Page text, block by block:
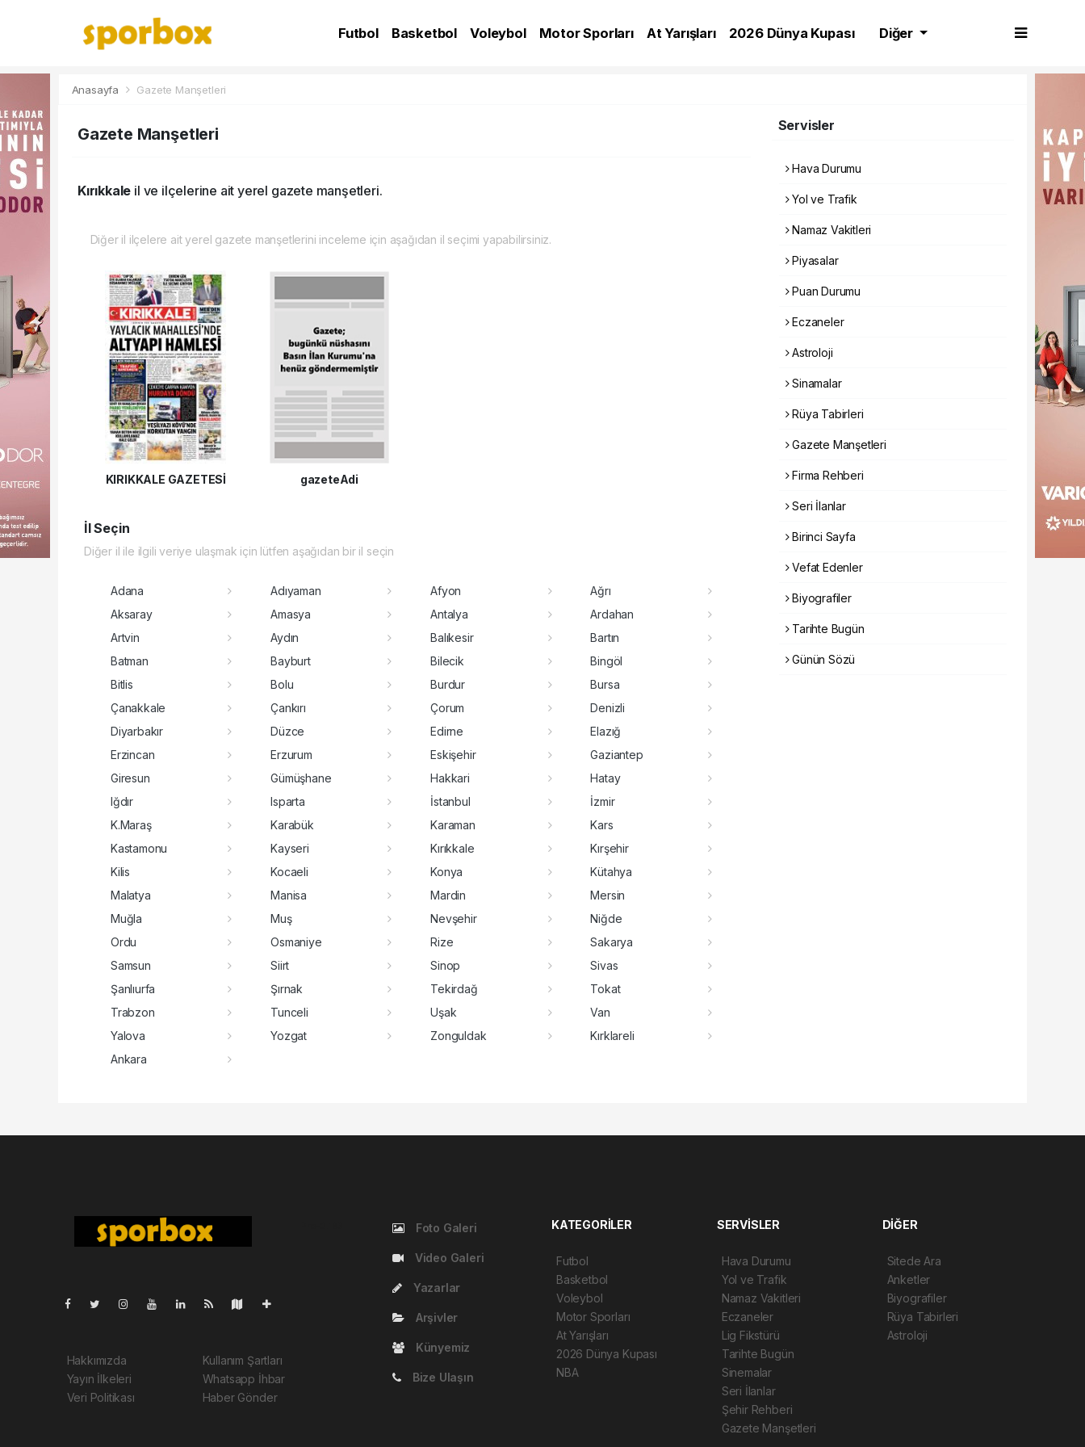
Futbol Basketbol Voleybol Motor Sporları At Yarışları
2026 Dünya Kupası
Diğer
Anasayfa Gazete Manşetleri
Gazete Manşetleri
Kırıkkale il ve ilçelerine ait yerel gazete manşetleri.
Diğer il ilçelere ait yerel gazete manşetlerini inceleme için aşağıdan il seçimi yapabilirsiniz.
KIRIKKALE GAZETESİ gazeteAdi
İl Seçin
Diğer il ile ilgili veriye ulaşmak için lütfen aşağıdan bir il seçin
Adana Adıyaman Afyon
Ağrı
Aksaray
Amasya Antalya
Ardahan
Artvin
Aydın Balıkesir
Bartın
Batman
Bayburt Bilecik
Bingöl
Bitlis
Bolu Burdur
Bursa
Çanakkale
Çankırı Çorum
Denizli
Diyarbakır
Düzce Edirne
Elazığ
Erzincan
Erzurum Eskişehir
Gaziantep
Giresun
Gümüşhane Hakkari
Hatay
Iğdır
Isparta İstanbul
İzmir
K.Maraş
Karabük Karaman
Kars
Kastamonu
Kayseri Kırıkkale
Kırşehir
Kilis
Kocaeli Konya
Kütahya
Malatya
Manisa Mardin
Mersin
Muğla
Muş Nevşehir
Niğde
Ordu
Osmaniye Rize
Sakarya
Samsun
Siirt Sinop
Sivas
Şanlıurfa
Şırnak Tekirdağ
Tokat
Trabzon
Tunceli Uşak
Van
Yalova
Yozgat Zonguldak
Kırklareli
Ankara
Servisler
Hava Durumu
Yol ve Trafik
Namaz Vakitleri
Piyasalar
Puan Durumu
Eczaneler
Astroloji
Sinamalar
Rüya Tabirleri
Gazete Manşetleri
Firma Rehberi
Seri İlanlar
Birinci Sayfa
Vefat Edenler
Biyografiler
Tarihte Bugün
Günün Sözü
Hakkımızda
Yayın İlkeleri
Veri Politikası
Kullanım Şartları
Whatsapp İhbar
Haber Gönder
Foto Galeri
Video Galeri
Yazarlar
Arşivler
Künyemiz
Bize Ulaşın
KATEGORİLER
Futbol
Basketbol
Voleybol
Motor Sporları
At Yarışları
2026 Dünya Kupası
NBA
SERVİSLER
Hava Durumu
Yol ve Trafik
Namaz Vakitleri
Eczaneler
Lig Fikstürü
Tarihte Bugün
Sinemalar
Seri İlanlar
Şehir Rehberi
Gazete Manşetleri
DİĞER
Sitede Ara
Anketler
Biyografiler
Rüya Tabirleri
Astroloji